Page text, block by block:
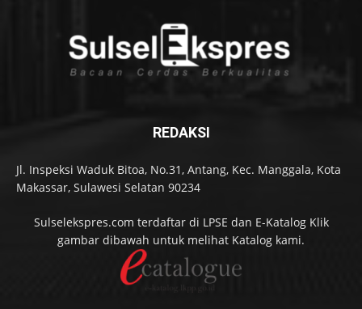
REDAKSI
Jl. Inspeksi Waduk Bitoa, No.31, Antang, Kec. Manggala, Kota
Makassar, Sulawesi Selatan 90234
Sulselekspres.com terdaftar di LPSE dan E-Katalog Klik
gambar dibawah untuk melihat Katalog kami.